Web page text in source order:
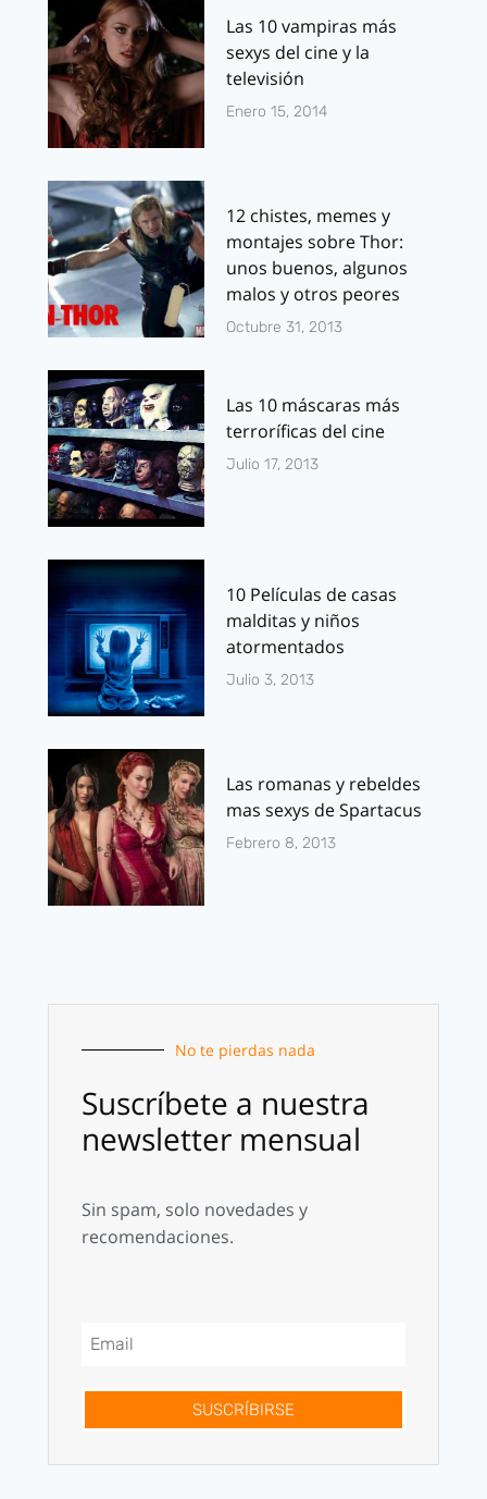
Las 10 vampiras más
sexys del cine y la
televisión
Enero 15, 2014
12 chistes, memes y
montajes sobre Thor:
unos buenos, algunos
malos y otros peores
Octubre 31, 2013
Las 10 máscaras más
terroríficas del cine
Julio 17, 2013
10 Películas de casas
malditas y niños
atormentados
Julio 3, 2013
Las romanas y rebeldes
mas sexys de Spartacus
Febrero 8, 2013
No te pierdas nada
Suscríbete a nuestra
newsletter mensual
Sin spam, solo novedades y
recomendaciones.
SUSCRÍBIRSE